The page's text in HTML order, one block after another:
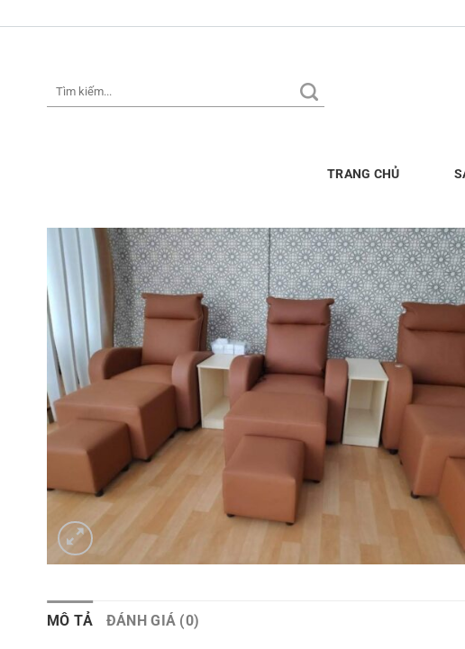
to
Tìm
TRANG CHỦ
MÔ TẢ ĐÁNH GIÁ (0)